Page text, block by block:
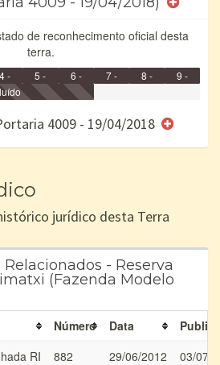
de reconhecimento oficial desta
terra.
4 -
5 -
Homologada
6 -
Registrada
e/ou
7 -
8 -
9 -
4009 - 19/04/2018
jurídico desta Terra
- Reserva
(Fazenda Modelo
Número Data
RI 882 29/06/2012
03/07/